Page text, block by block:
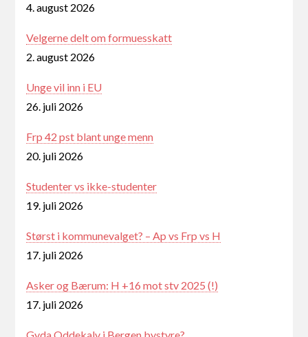
4. august 2026
Velgerne delt om formuesskatt
2. august 2026
Unge vil inn i EU
26. juli 2026
Frp 42 pst blant unge menn
20. juli 2026
Studenter vs ikke-studenter
19. juli 2026
Størst i kommunevalget? – Ap vs Frp vs H
17. juli 2026
Asker og Bærum: H +16 mot stv 2025 (!)
17. juli 2026